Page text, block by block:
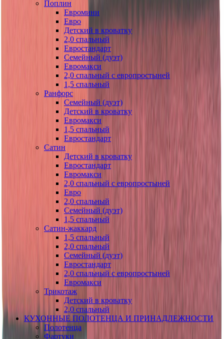
Поплин
Евромини
Евро
Детский в кроватку
2,0 спальный
Евростандарт
Семейный (дуэт)
Евромакси
2,0 спальный с европростыней
1,5 спальный
Ранфорс
Семейный (дуэт)
Детский в кроватку
Евромакси
1,5 спальный
Евростандарт
Сатин
Детский в кроватку
Евростандарт
Евромакси
2,0 спальный с европростыней
Евро
2,0 спальный
Семейный (дуэт)
1,5 спальный
Сатин-жаккард
1,5 спальный
2,0 спальный
Семейный (дуэт)
Евростандарт
2,0 спальный с европростыней
Евромакси
Трикотаж
Детский в кроватку
2,0 спальный
КУХОННЫЕ ПОЛОТЕНЦА И ПРИНАДЛЕЖНОСТИ
Полотенца
Фартуки